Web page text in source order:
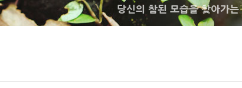
당신의 참된 모습을 찾아가